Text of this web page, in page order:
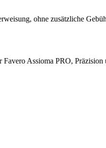
ohne zusätzliche
Assioma PRO,